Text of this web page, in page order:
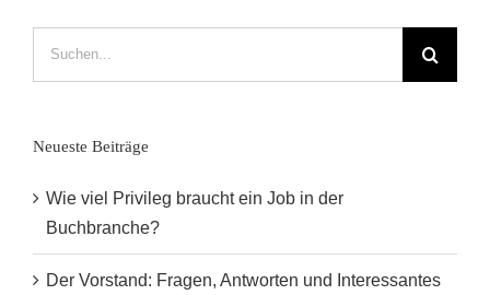
Neueste Beiträge
Wie viel Privileg braucht ein Job in der
Buchbranche?
Der Vorstand: Fragen, Antworten und Interessantes